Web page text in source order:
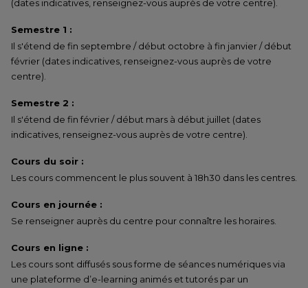
(dates indicatives, renseignez-vous auprès de votre centre).
Semestre 1 :
Il s'étend de fin septembre / début octobre à fin janvier / début
février (dates indicatives, renseignez-vous auprès de votre
centre).
Semestre 2 :
Il s'étend de fin février / début mars à début juillet (dates
indicatives, renseignez-vous auprès de votre centre).
Cours du soir :
Les cours commencent le plus souvent à 18h30 dans les centres.
Cours en journée :
Se renseigner auprès du centre pour connaître les horaires.
Cours en ligne :
Les cours sont diffusés sous forme de séances numériques via
une plateforme d’e-learning animés et tutorés par un